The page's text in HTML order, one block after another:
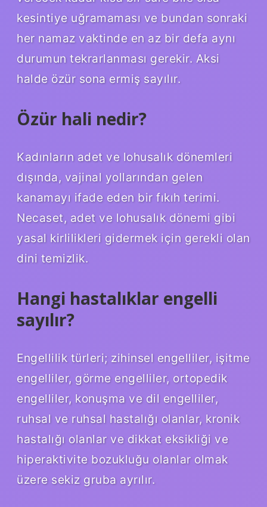
kesintiye uğramaması ve bundan sonraki
her namaz vaktinde en az bir defa aynı
durumun tekrarlanması gerekir. Aksi
halde özür sona ermiş sayılır.
Özür hali nedir?
Kadınların adet ve lohusalık dönemleri
dışında, vajinal yollarından gelen
kanamayı ifade eden bir fıkıh terimi.
Necaset, adet ve lohusalık dönemi gibi
yasal kirlilikleri gidermek için gerekli olan
dini temizlik.
Hangi hastalıklar engelli
sayılır?
Engellilik türleri; zihinsel engelliler, işitme
engelliler, görme engelliler, ortopedik
engelliler, konuşma ve dil engelliler,
ruhsal ve ruhsal hastalığı olanlar, kronik
hastalığı olanlar ve dikkat eksikliği ve
hiperaktivite bozukluğu olanlar olmak
üzere sekiz gruba ayrılır.